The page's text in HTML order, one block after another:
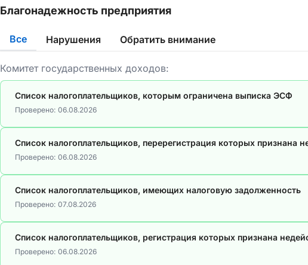
Благонадежность предприятия
Все Нарушения Обратить внимание
Комитет государственных доходов:
Список налогоплательщиков, которым ограничена выписка ЭСФ
Проверено: 06.08.2026
Список налогоплательщиков, перерегистрация которых признана
Проверено: 06.08.2026
Список налогоплательщиков, имеющих налоговую задолженность
Проверено: 07.08.2026
Список налогоплательщиков, регистрация которых признана
Проверено: 06.08.2026